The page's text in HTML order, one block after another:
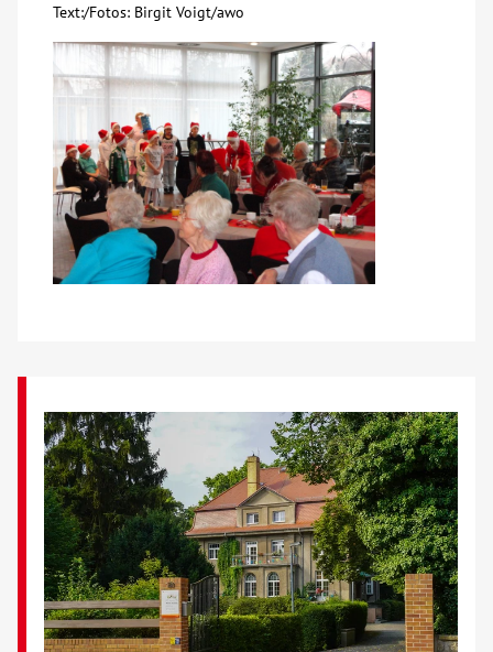
Karriere
Ausbildung
Glossar
Suche
Kontakt
Text:/Fotos: Birgit Voigt/awo